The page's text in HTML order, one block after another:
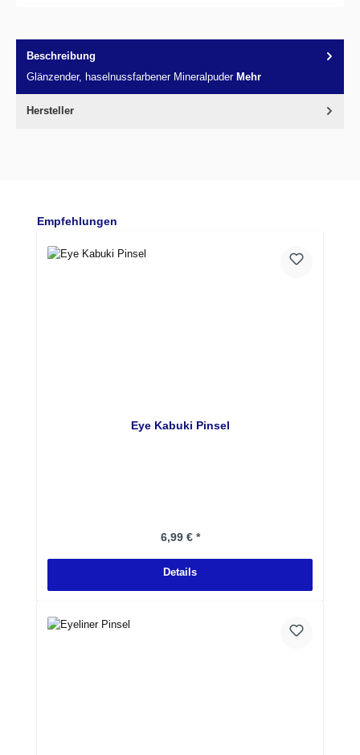
Beschreibung
Glänzender, haselnussfarbener Mineralpuder Mehr
Hersteller
Produktgalerie überspringen
Empfehlungen
Eye Kabuki Pinsel
Regulärer Preis:
6,99 € *
Details